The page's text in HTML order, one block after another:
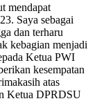
mendapat
Saya sebagai
dan terharu
kebagian menjadi
Ketua PWI
kesempatan
atas
Ketua DPRDSU